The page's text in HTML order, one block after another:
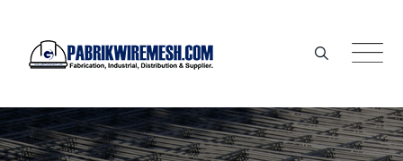
content